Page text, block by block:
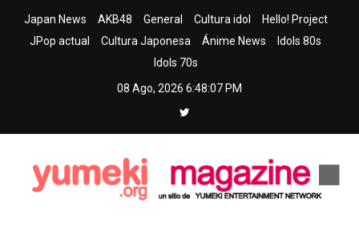
Japan News AKB48 General Cultura idol
Hello! Project
JPop actual
Cultura Japonesa Ánime News
Idols 80s
Idols 70s
08 Ago, 2026 6:48:08 PM